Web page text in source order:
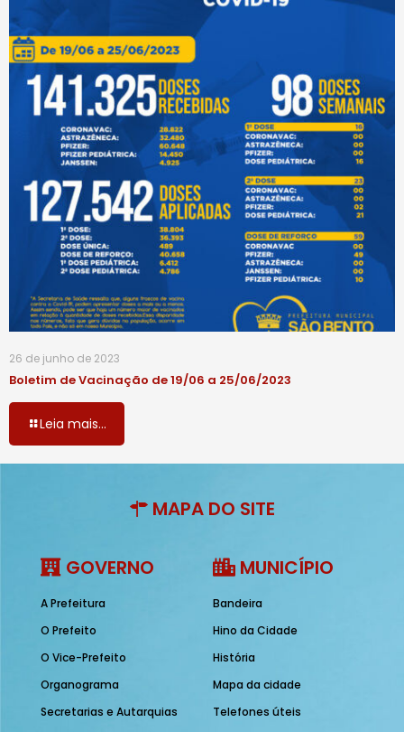
26 de junho de 2023
Boletim de Vacinação de 19/06 a 25/06/2023
Leia mais...
MAPA DO SITE
GOVERNO
A Prefeitura
O Prefeito
O Vice-Prefeito
Organograma
Secretarias e Autarquias
MUNICÍPIO
Bandeira
Hino da Cidade
História
Mapa da cidade
Telefones úteis